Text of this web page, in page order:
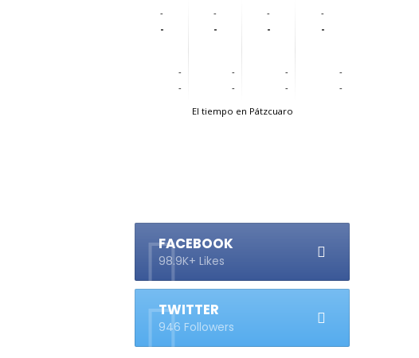
-
-
-
-
-
-
-
-
-
-
-
-
-
-
-
-
El tiempo en Pátzcuaro
FACEBOOK
98.9K+ Likes
TWITTER
946 Followers